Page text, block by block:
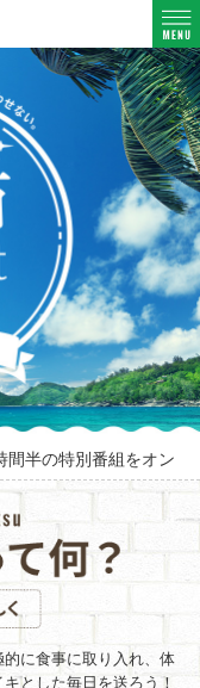
。
的に食事に取り入れ、体
とした毎日を送ろう！